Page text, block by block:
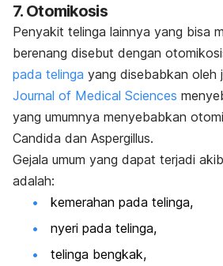
7. Otomikosis
Penyakit telinga lainnya yang bisa
berenang disebut dengan
pada telinga yang disebabkan oleh
Journal of Medical Sciences
yang umumnya menyebabkan
Candida dan Aspergillus.
Gejala umum yang dapat terjadi
adalah:
kemerahan pada telinga,
nyeri pada telinga,
telinga bengkak,